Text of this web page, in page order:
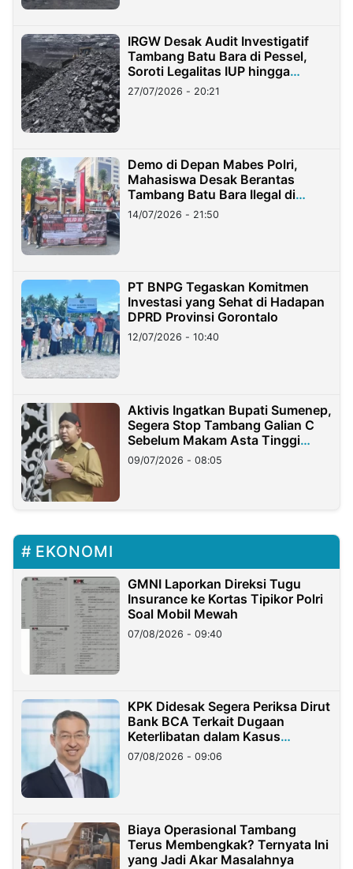
IRGW Desak Audit Investigatif
Tambang Batu Bara di Pessel,
Soroti Legalitas IUP hingga
Stockpile
27/07/2026 - 20:21
Demo di Depan Mabes Polri,
Mahasiswa Desak Berantas
Tambang Batu Bara Ilegal di
Lampung
14/07/2026 - 21:50
PT BNPG Tegaskan Komitmen
Investasi yang Sehat di Hadapan
DPRD Provinsi Gorontalo
12/07/2026 - 10:40
Aktivis Ingatkan Bupati Sumenep,
Segera Stop Tambang Galian C
Sebelum Makam Asta Tinggi
Longsor
09/07/2026 - 08:05
EKONOMI
GMNI Laporkan Direksi Tugu
Insurance ke Kortas Tipikor Polri
Soal Mobil Mewah
07/08/2026 - 09:40
KPK Didesak Segera Periksa Dirut
Bank BCA Terkait Dugaan
Keterlibatan dalam Kasus
Hilangnya Dana Nasabah Rp2,58
Miliar
07/08/2026 - 09:06
Biaya Operasional Tambang
Terus Membengkak? Ternyata Ini
yang Jadi Akar Masalahnya